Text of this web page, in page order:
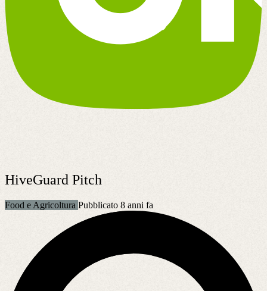
HiveGuard Pitch
Food e Agricoltura Pubblicato 8 anni fa